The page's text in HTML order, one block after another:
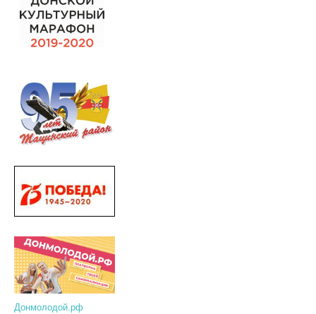
Донмолодой.рф